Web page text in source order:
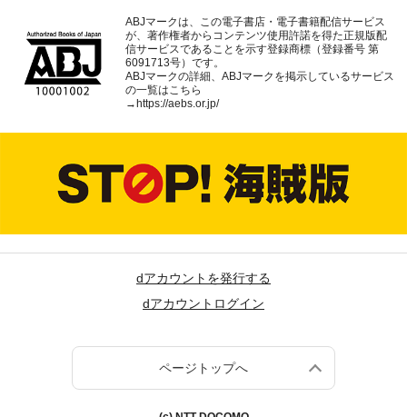
ABJマークは、この電子書店・電子書籍配信サービス
が、著作権者からコンテンツ使用許諾を得た正規版配
信サービスであることを示す登録商標（登録番号 第
6091713号）です。
ABJマークの詳細、ABJマークを掲示しているサービス
の一覧はこちら
→ https://aebs.or.jp/
dアカウントを発行する
dアカウントログイン
ページトップへ